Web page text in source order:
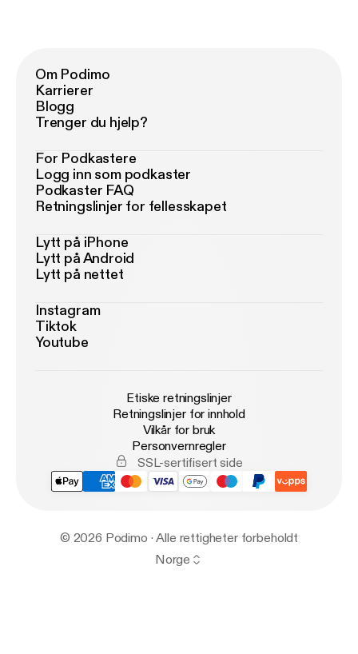
Om Podimo
Karrierer
Blogg
Trenger du hjelp?
For Podkastere
Logg inn som podkaster
Podkaster FAQ
Retningslinjer for fellesskapet
Lytt på iPhone
Lytt på Android
Lytt på nettet
Instagram
Tiktok
Youtube
Etiske retningslinjer
Retningslinjer for innhold
Vilkår for bruk
Personvernregler
SSL-sertifisert side
© 2026 Podimo · Alle rettigheter forbeholdt
Norge